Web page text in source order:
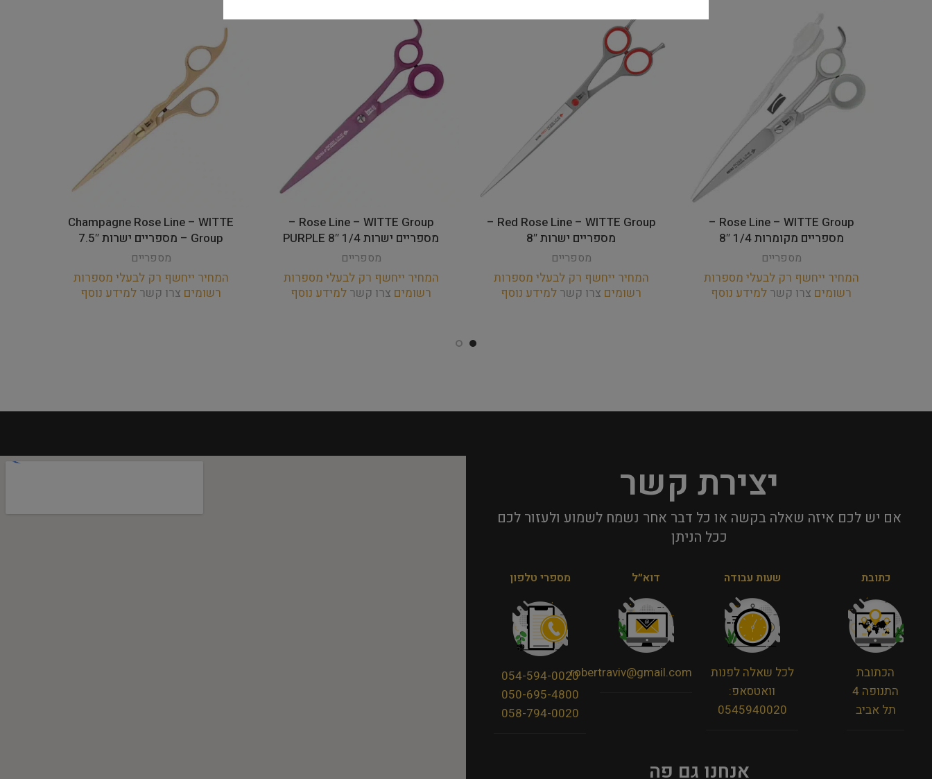
Rose Line – WITTE Group –
מספריים מקומרות 1/4 8″
מספריים
המחיר ייחשף רק לבעלי מספרות
רשומים צרו קשר למידע נוסף
Red Rose Line – WITTE Group –
מספריים ישרות 8″
מספריים
המחיר ייחשף רק לבעלי מספרות
רשומים צרו קשר למידע נוסף
Rose Line – WITTE Group –
מספריים ישרות 1/4 8″ PURPLE
מספריים
המחיר ייחשף רק לבעלי מספרות
רשומים צרו קשר למידע נוסף
Champagne Rose Line – WITTE
Group – מספריים ישרות 7.5″
מספריים
המחיר ייחשף רק לבעלי מספרות
רשומים צרו קשר למידע נוסף
יצירת קשר
אם יש לכם איזה שאלה בקשה או כל דבר אחר נשמח לשמוע ולעזור לכם
ככל הניתן​
כתובת
הכתובת
התנופה 4
תל אביב
שעות עבודה
לכל שאלה לפנות
וואטסאפ:
0545940020
דוא״ל
robertraviv@gmail.com
מספרי טלפון
054-594-0020
050-695-4800
058-794-0020
אנחנו גם פה